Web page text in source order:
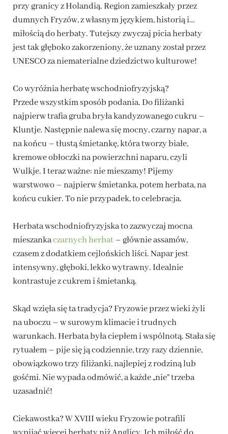
przy granicy z Holandią. Region zamieszkały przez
dumnych Fryzów, z własnym językiem, historią i…
miłością do herbaty. Tutejszy zwyczaj picia herbaty
jest tak głęboko zakorzeniony, że uznany został przez
UNESCO za niematerialne dziedzictwo kulturowe!
Co wyróżnia herbatę wschodniofryzyjską?
Przede wszystkim sposób podania. Do filiżanki
najpierw trafia gruba bryła kandyzowanego cukru –
Kluntje. Następnie nalewa się mocny, czarny napar, a
na końcu – tłustą śmietankę, która tworzy białe,
kremowe obłoczki na powierzchni naparu, czyli
Wulkje. I teraz ważne: nie mieszamy! Pijemy
warstwowo – najpierw śmietanka, potem herbata, na
końcu cukier. To nie przypadek, to celebracja.
Herbata wschodniofryzyjska to zazwyczaj mocna
mieszankaczarnych herbat– głównie assamów,
czasem z dodatkiem cejlońskich liści. Napar jest
intensywny, głęboki, lekko wytrawny. Idealnie
kontrastuje z cukrem i śmietanką.
Skąd wzięła się ta tradycja? Fryzowie przez wieki żyli
na uboczu – w surowym klimacie i trudnych
warunkach. Herbata była ciepłem i wspólnotą. Stała się
rytuałem – pije się ją codziennie, trzy razy dziennie,
obowiązkowo trzy filiżanki, najlepiej z rodziną lub
gośćmi. Nie wypada odmówić, a każde „nie” trzeba
uzasadnić!
Ciekawostka? W XVIII wieku Fryzowie potrafili